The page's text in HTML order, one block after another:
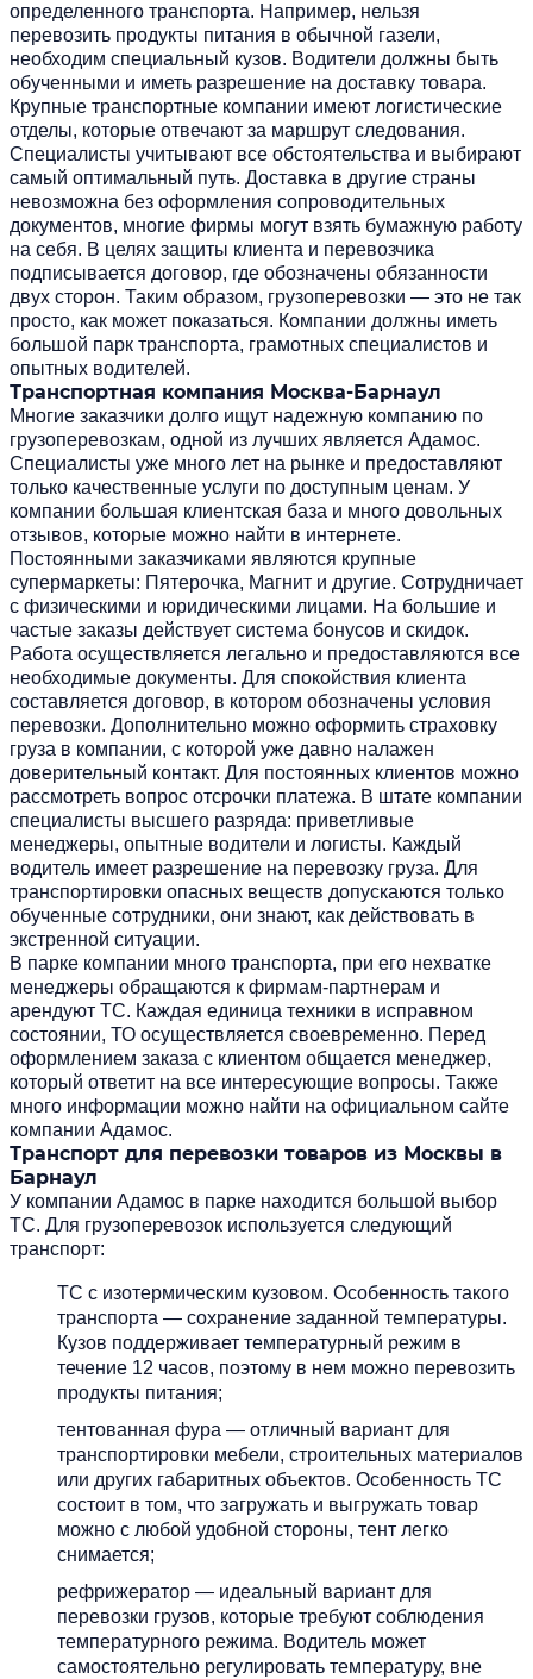
определенного транспорта. Например, нельзя
перевозить продукты питания в обычной газели,
необходим специальный кузов. Водители должны быть
обученными и иметь разрешение на доставку товара.
Крупные транспортные компании имеют логистические
отделы, которые отвечают за маршрут следования.
Специалисты учитывают все обстоятельства и выбирают
самый оптимальный путь. Доставка в другие страны
невозможна без оформления сопроводительных
документов, многие фирмы могут взять бумажную работу
на себя. В целях защиты клиента и перевозчика
подписывается договор, где обозначены обязанности
двух сторон. Таким образом, грузоперевозки — это не так
просто, как может показаться. Компании должны иметь
большой парк транспорта, грамотных специалистов и
опытных водителей.
Транспортная компания Москва-Барнаул
Многие заказчики долго ищут надежную компанию по
грузоперевозкам, одной из лучших является Адамос.
Специалисты уже много лет на рынке и предоставляют
только качественные услуги по доступным ценам. У
компании большая клиентская база и много довольных
отзывов, которые можно найти в интернете.
Постоянными заказчиками являются крупные
супермаркеты: Пятерочка, Магнит и другие. Сотрудничает
с физическими и юридическими лицами. На большие и
частые заказы действует система бонусов и скидок.
Работа осуществляется легально и предоставляются все
необходимые документы. Для спокойствия клиента
составляется договор, в котором обозначены условия
перевозки. Дополнительно можно оформить страховку
груза в компании, с которой уже давно налажен
доверительный контакт. Для постоянных клиентов можно
рассмотреть вопрос отсрочки платежа. В штате компании
специалисты высшего разряда: приветливые
менеджеры, опытные водители и логисты. Каждый
водитель имеет разрешение на перевозку груза. Для
транспортировки опасных веществ допускаются только
обученные сотрудники, они знают, как действовать в
экстренной ситуации.
В парке компании много транспорта, при его нехватке
менеджеры обращаются к фирмам-партнерам и
арендуют ТС. Каждая единица техники в исправном
состоянии, ТО осуществляется своевременно. Перед
оформлением заказа с клиентом общается менеджер,
который ответит на все интересующие вопросы. Также
много информации можно найти на официальном сайте
компании Адамос.
Транспорт для перевозки товаров из Москвы в
Барнаул
У компании Адамос в парке находится большой выбор
ТС. Для грузоперевозок используется следующий
транспорт:
ТС с изотермическим кузовом. Особенность такого
транспорта — сохранение заданной температуры.
Кузов поддерживает температурный режим в
течение 12 часов, поэтому в нем можно перевозить
продукты питания;
тентованная фура — отличный вариант для
транспортировки мебели, строительных материалов
или других габаритных объектов. Особенность ТС
состоит в том, что загружать и выгружать товар
можно с любой удобной стороны, тент легко
снимается;
рефрижератор — идеальный вариант для
перевозки грузов, которые требуют соблюдения
температурного режима. Водитель может
самостоятельно регулировать температуру, вне